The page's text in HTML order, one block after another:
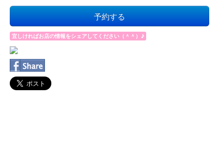
予約する
宜しければお店の情報をシェアしてください（＾＾）♪